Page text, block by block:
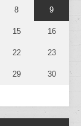
8 9
15 16
22 23
29 30